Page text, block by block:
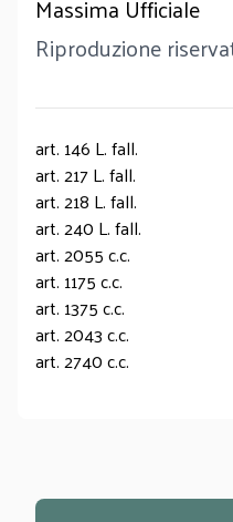
Massima Ufficiale
Riproduzione
art. 146 L. fall.
art. 217 L. fall.
art. 218 L. fall.
art. 240 L. fall.
art. 2055 c.c.
art. 1175 c.c.
art. 1375 c.c.
art. 2043 c.c.
art. 2740 c.c.